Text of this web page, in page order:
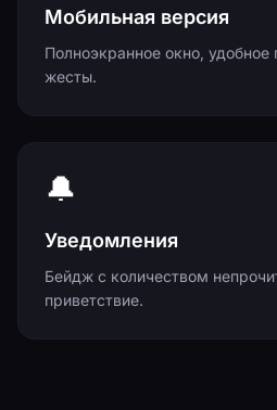
Мобильная версия
Полноэкранное окно, удобное
жесты.
🔔
Уведомления
Бейдж с количеством
приветствие.